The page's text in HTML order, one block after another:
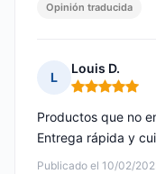
Opinión traducida
L
Louis D.
Nota: 5 de 5
Publicado el 10/02/
Productos que no
Entrega rápida y